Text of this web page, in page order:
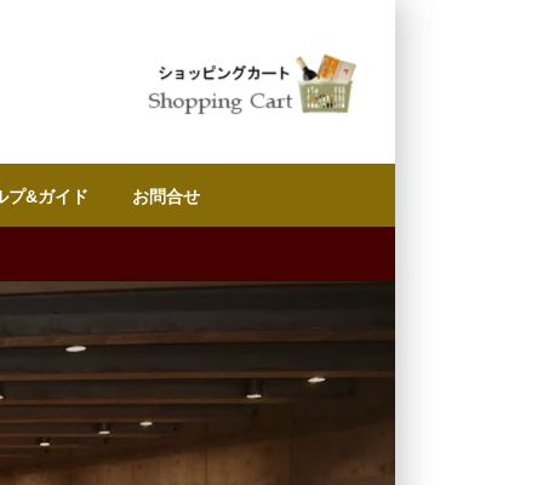
プ&ガイド お問合せ